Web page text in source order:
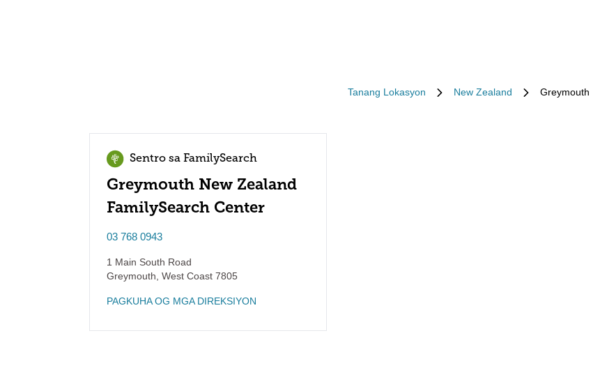
Tanang Lokasyon New Zealand Greymouth
Sentro sa FamilySearch
Greymouth New Zealand
FamilySearch Center
03 768 0943
1 Main South Road
Greymouth West Coast 7805
PAGKUHA OG MGA DIREKSIYON